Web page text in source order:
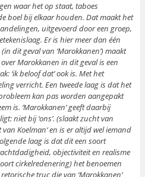
waar het op staat, taboes
boel bij elkaar houden. Dat maakt het
uitgevoerd door een groep,
Er is hier meer dan één
dit geval van ‘Marokkanen’) maakt
Marokkanen in dit geval is een
‘ik beloof dat’ ook is. Met het
verricht. Een tweede laag is dat het
kan pas worden aangepakt
is. ‘Marokkanen’ geeft daarbij
niet bij ‘ons’. (slaakt zucht van
Koelman‘ en is er altijd wel iemand
laag is dat dit een soort
objectiviteit en realisme
cirkelredenering) het benoemen
truc die van ‘Marokkanen’